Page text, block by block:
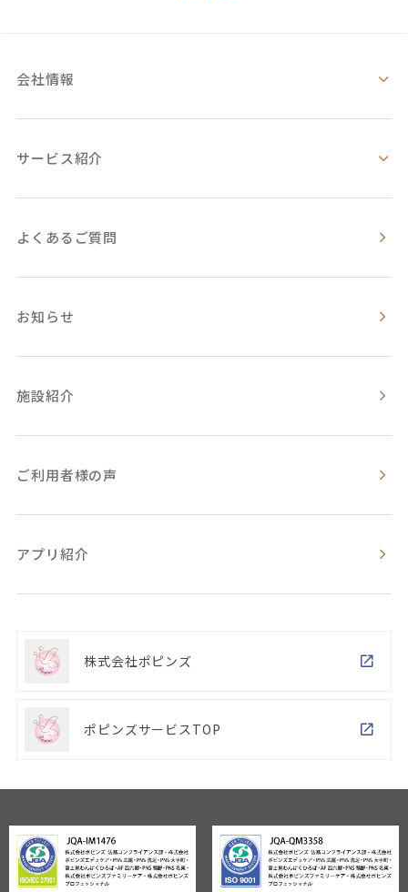
会社情報
サービス紹介
よくあるご質問
お知らせ
施設紹介
ご利用者様の声
アプリ紹介
株式会社ポピンズ
ポピンズサービスTOP